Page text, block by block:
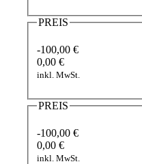
PREIS
-100,00 €
0,00 €
inkl. MwSt.
PREIS
-100,00 €
0,00 €
inkl. MwSt.